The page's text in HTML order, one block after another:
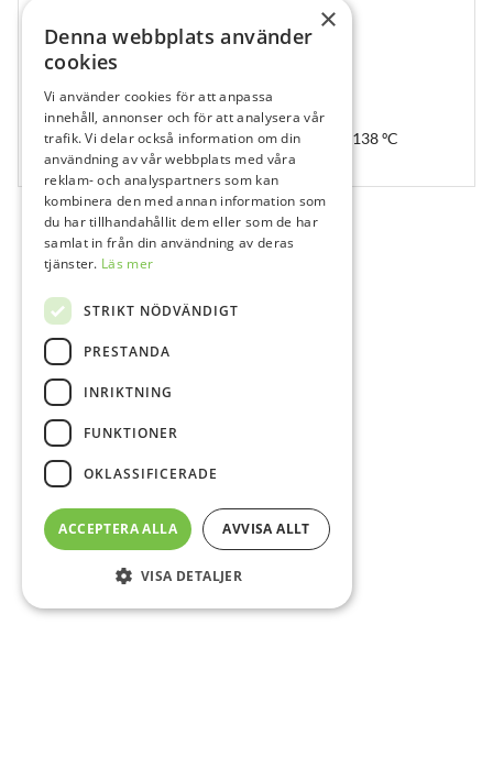
121193
Indikator SteriGage – SteriGage, 1243B, 118–138 ºC
100 st
×
Denna webbplats använder
cookies
Vi använder cookies för att anpassa
innehåll, annonser och för att analysera vår
trafik. Vi delar också information om din
användning av vår webbplats med våra
reklam- och analyspartners som kan
kombinera den med annan information som
du har tillhandahållit dem eller som de har
samlat in från din användning av deras
tjänster. Läs mer
STRIKT NÖDVÄNDIGT
PRESTANDA
INRIKTNING
FUNKTIONER
OKLASSIFICERADE
ACCEPTERA ALLA AVVISA ALLT
VISA DETALJER